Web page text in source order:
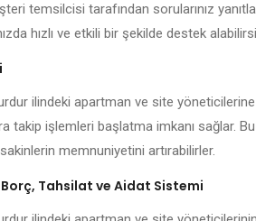
temsilcisi tarafından sorularınız
hızlı ve etkili bir şekilde destek
ilindeki apartman ve site
takip işlemleri başlatma imkanı sağlar.
memnuniyetini artırabilirler.
Tahsilat ve Aidat Sistemi